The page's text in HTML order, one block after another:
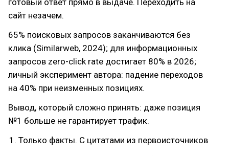
готовый ответ прямо в выдаче. Переходить на
сайт незачем.
65% поисковых запросов заканчиваются без
клика (Similarweb, 2024); для информационных
запросов zero-click rate достигает 80% в 2026;
личный эксперимент автора: падение переходов
на 40% при неизменных позициях.
Вывод, который сложно принять: даже позиция
№1 больше не гарантирует трафик.
Только факты. С цитатами из первоисточников